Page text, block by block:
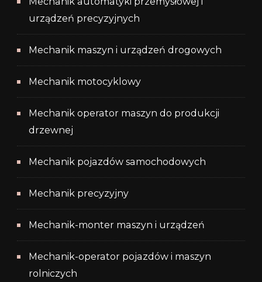
urządzeń precyzyjnych
Mechanik maszyn i urządzeń drogowych
Mechanik motocyklowy
Mechanik operator maszyn do produkcji
drzewnej
Mechanik pojazdów samochodowych
Mechanik precyzyjny
Mechanik-monter maszyn i urządzeń
Mechanik-operator pojazdów i maszyn
rolniczych